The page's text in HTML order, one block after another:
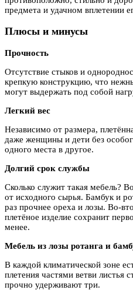
предмета и удачном вплетении
Плюсы и минусы
Прочность
Отсутствие стыков и
крепкую конструкцию, что
могут выдержать под собой
Легкий вес
Независимо от размера,
даже женщины и дети без
одного места в другое.
Долгий срок службы
Сколько служит такая мебель?
от исходного сырья. Бамбук и
раз прочнее ореха и лозы. Во-
плетёное изделие сохранит
менее.
Мебель из лозы ротанга и
В каждой климатической зоне
плетения частями ветви листья
прочно удерживают три.